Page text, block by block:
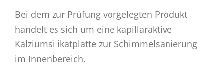
Bei dem zur Prüfung vorgelegten Produkt
handelt es sich um eine kapillaraktive
Kalziumsilikatplatte zur Schimmelsanierung
im Innenbereich.